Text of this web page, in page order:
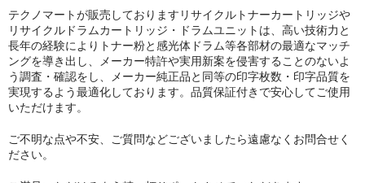
テクノマートが販売しておりますリサイクルトナーカートリッジや
リサイクルドラムカートリッジ・ドラムユニットは、高い技術力と
長年の経験によりトナー粉と感光体ドラム等各部材の最適なマッチ
ングを導き出し、メーカー特許や実用新案を侵害することのないよ
う調査・確認をし、メーカー純正品と同等の印字枚数・印字品質を
実現するよう最適化しております。品質保証付きで安心してご使用
いただけます。
ご不明な点や不安、ご質問などございましたら遠慮なくお問合せく
ださい。